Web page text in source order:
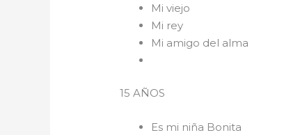
Mi viejo
Mi rey
Mi amigo del alma
15 AÑOS
Es mi niña Bonita